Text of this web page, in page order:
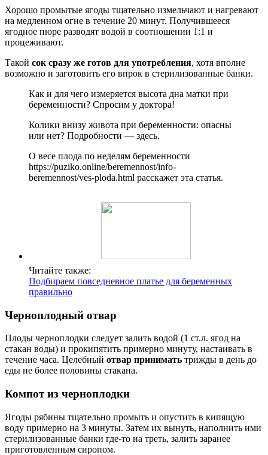
Хорошо промытые ягоды тщательно измельчают и нагревают
на медленном огне в течение 20 минут. Получившееся
ягодное пюре разводят водой в соотношении 1:1 и
процеживают.
Такой сок сразу же готов для употребления, хотя вполне
возможно и заготовить его впрок в стерилизованные банки.
Как и для чего измеряется высота дна матки при
беременности? Спросим у доктора!
Колики внизу живота при беременности: опасны
или нет? Подробности — здесь.
О весе плода по неделям беременности
https://puziko.online/beremennost/info-
beremennost/ves-ploda.html расскажет эта статья.
Читайте также:
Подбираем повседневное платье для беременных
правильно
Черноплодный отвар
Плоды черноплодки следует залить водой (1 ст.л. ягод на
стакан воды) и прокипятить примерно минуту, настаивать в
течение часа. Целебный отвар принимать трижды в день до
еды не более половины стакана.
Компот из черноплодки
Ягоды рябины тщательно промыть и опустить в кипящую
воду примерно на 3 минуты. Затем их вынуть, наполнить ими
стерилизованные банки где-то на треть, залить заранее
приготовленным сиропом.